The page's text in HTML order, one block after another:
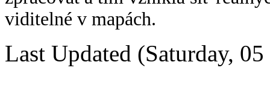
viditelné v mapách.
Last Updated (Saturday,